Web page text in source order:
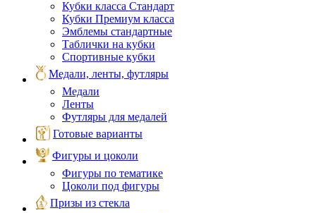
Кубки класса Стандарт
Кубки Премиум класса
Эмблемы стандартные
Таблички на кубки
Спортивные кубки
Медали, ленты, футляры
Медали
Ленты
Футляры для медалей
Готовые варианты
Фигуры и цоколи
Фигуры по тематике
Цоколи под фигуры
Призы из стекла